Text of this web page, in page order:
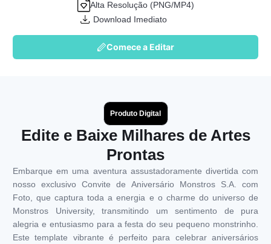
Alta Resolução (PNG/MP4)
Download Imediato
Comece a Editar
Produto Digital
Edite e Baixe Milhares de Artes
Prontas
Embarque em uma aventura assustadoramente divertida com
nosso exclusivo Convite de Aniversário Monstros S.A. com
Foto, que captura toda a energia e o charme do universo de
Monstros University, transmitindo um sentimento de pura
alegria e entusiasmo para a festa do seu pequeno monstrinho.
Este template vibrante é perfeito para celebrar aniversários